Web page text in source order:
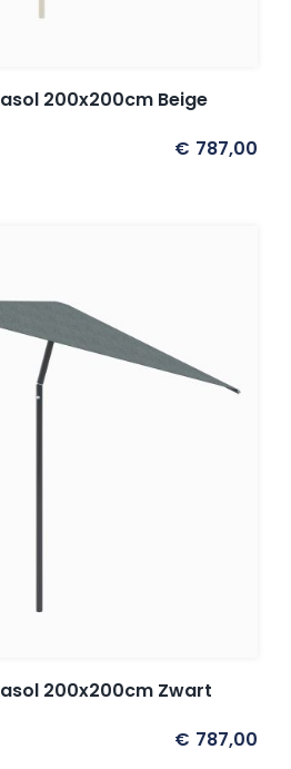
200x200cm Beige
€ 787,00
200x200cm Zwart
€ 787,00